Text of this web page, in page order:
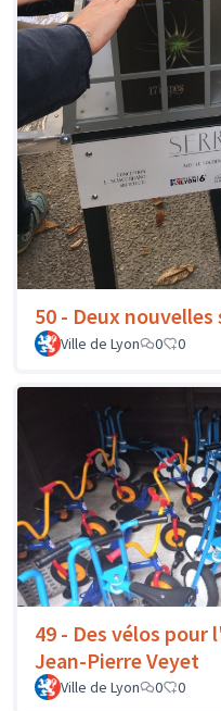
50 - Deux nouvelles
Ville de Lyon
0 0
49 - Des vélos
Jean-Pierre Veyet
Ville de Lyon 0 0